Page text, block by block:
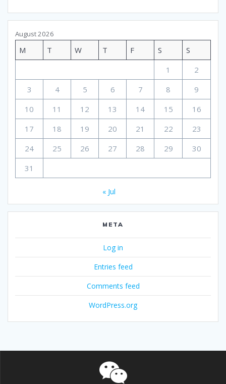
August 2026
M T W T F S
S
1
2
3
4 5 6 7 8
9
10
11 12 13 14 15
16
17
18 19 20 21 22
23
24
25 26 27 28 29
30
31
« Jul
META
Log in
Entries feed
Comments feed
WordPress.org